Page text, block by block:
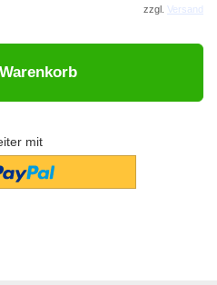
zzgl. Versand
mit